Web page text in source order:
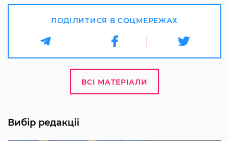
ПОДІЛИТИСЯ В СОЦМЕРЕЖАХ
ВСІ МАТЕРІАЛИ
Вибір редакції